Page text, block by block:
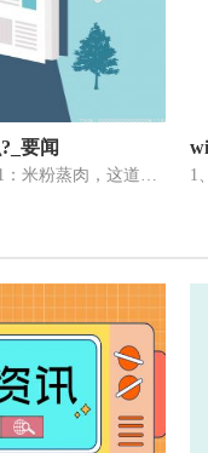
要闻
南昌的特色菜有这几样1：米粉蒸肉，这道菜是江西特色名菜，每年立夏前